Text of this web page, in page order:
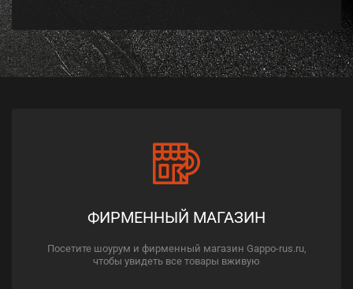
ФИРМЕННЫЙ МАГАЗИН
Посетите шоурум и фирменный магазин Gappo-rus.ru,
чтобы увидеть все товары вживую